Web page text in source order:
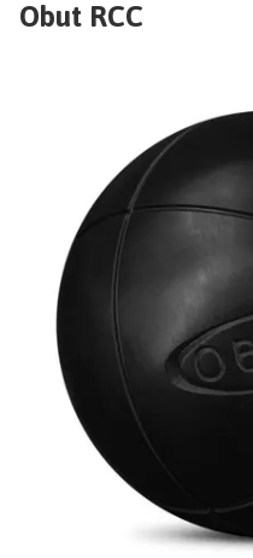
Obut RCC